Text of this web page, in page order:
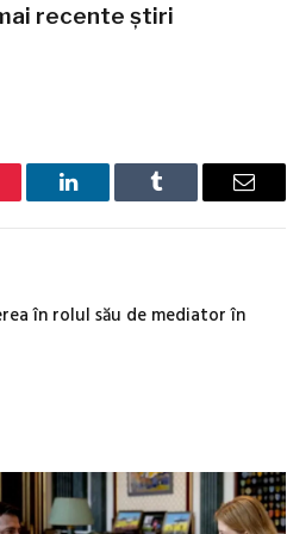
recente știri
LinkedIn Tumblr Email
în rolul său de mediator în